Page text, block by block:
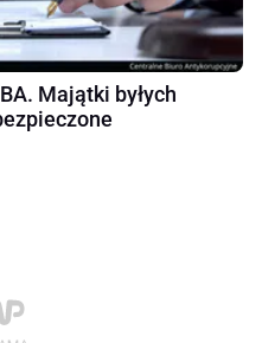
Majątki byłych